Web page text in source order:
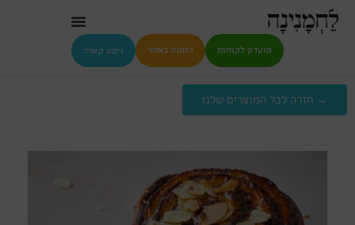
מועדון לקוחות הזמנה באתר גיפט קארד
→ חזרה לכל המוצרים שלנו